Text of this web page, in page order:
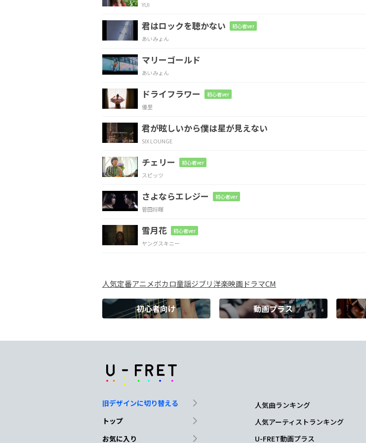
そんな時 に思い出し
G
救ったは
F
ずが救われ たっけ
遍く 旅路に光あ
強さや
Dm7 E
ないぜ
立
C
ち向か
F
うそ
君の勇 敢さの勝利 だった
叫ぶ
C
為に息を吸うよう に
Dm7
笑う 僕らは 泣いた
YUI
君はロックを聴かない 初心者ver
あいみょん
マリーゴールド
あいみょん
ドライフラワー 初心者ver
優里
君が眩しいから僕は星が見えない
SIX LOUNGE
チェリー 初心者ver
スピッツ
さよならエレジー 初心者ver
菅田将暉
雪月花 初心者ver
ヤングスキニー
人気定番アニメボカロ童謡ジブリ洋楽映画ドラマCM
初心者向け 動画プラス
旧デザインに切り替える
トップ
お気に入り
人気曲ランキング
人気アーティストランキング
U-FRET動画プラス